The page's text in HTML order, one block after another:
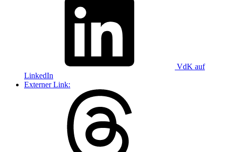
VdK auf
LinkedIn
Externer Link: